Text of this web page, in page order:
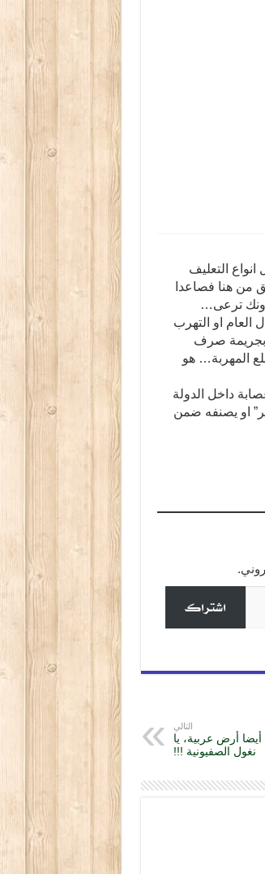
التعليف
من هنا فصاعدا
ترعى…
العام او التهرب
بجريمة صرف
المهربة… هو
داخل الدولة
او يصنفه ضمن
اشتراك
التالي
أيضا أرض عربية، يا
نغول الصفيونية !!!